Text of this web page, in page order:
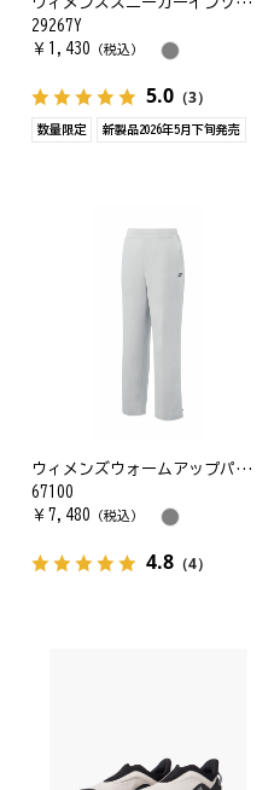
29267Y
￥ 1,430 （税込）
5.0 （3）
数量限定 新製品2026年5月下旬発売
ウィメンズウォームアップパンツ
67100
￥ 7,480 （税込）
4.8 （4）